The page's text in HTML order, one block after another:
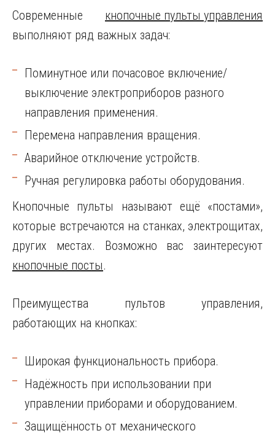
Современные кнопочные пульты управления
выполняют ряд важных задач:
Поминутное или почасовое включение/
выключение электроприборов разного
направления применения.
Перемена направления вращения.
Аварийное отключение устройств.
Ручная регулировка работы оборудования.
Кнопочные пульты называют ещё «постами»,
которые встречаются на станках, электрощитах,
других местах. Возможно вас заинтересуют
кнопочные посты.
Преимущества пультов управления,
работающих на кнопках:
Широкая функциональность прибора.
Надёжность при использовании при
управлении приборами и оборудованием.
Защищённость от механического